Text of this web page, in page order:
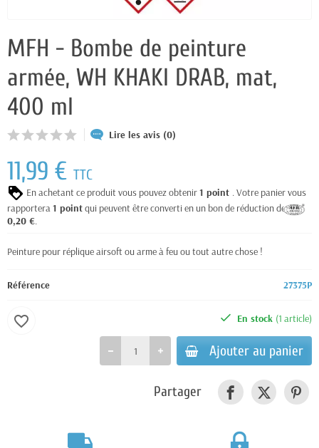
MFH - Bombe de peinture
armée, WH KHAKI DRAB, mat,
400 ml
Lire les avis (0)
11,99 € TTC
En achetant ce produit vous pouvez obtenir1 point . Votre panier vous
rapportera1 pointqui peuvent être converti en un bon de réduction de
0,20 €.
Peinture pour réplique airsoft ou arme à feu ou tout autre chose !
Référence 27375P
En stock (1 article)
Ajouter au panier
favorite_border
Partager